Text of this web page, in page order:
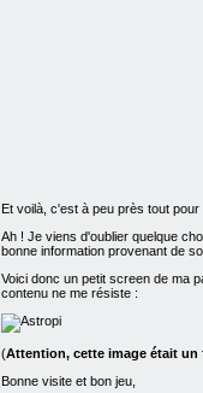
Et voilà, c'est à peu près tout
Ah ! Je viens d'oublier quelque
bonne information provenant de
Voici donc un petit screen de ma
contenu ne me résiste :
(Attention, cette image était un
Bonne visite et bon jeu,